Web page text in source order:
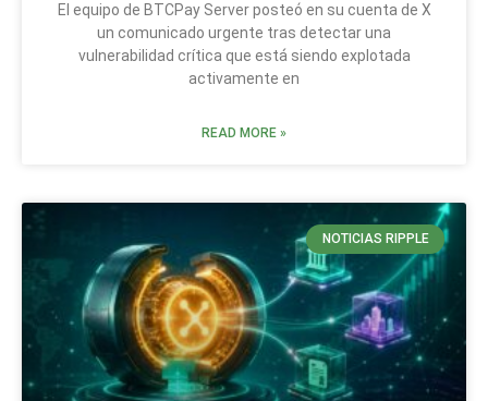
El equipo de BTCPay Server posteó en su cuenta de X
un comunicado urgente tras detectar una
vulnerabilidad crítica que está siendo explotada
activamente en
READ MORE »
NOTICIAS RIPPLE